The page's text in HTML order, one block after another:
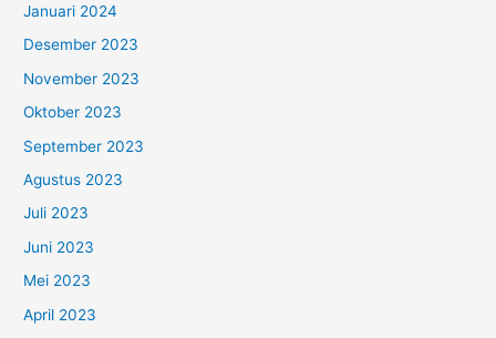
Januari 2024
Desember 2023
November 2023
Oktober 2023
September 2023
Agustus 2023
Juli 2023
Juni 2023
Mei 2023
April 2023